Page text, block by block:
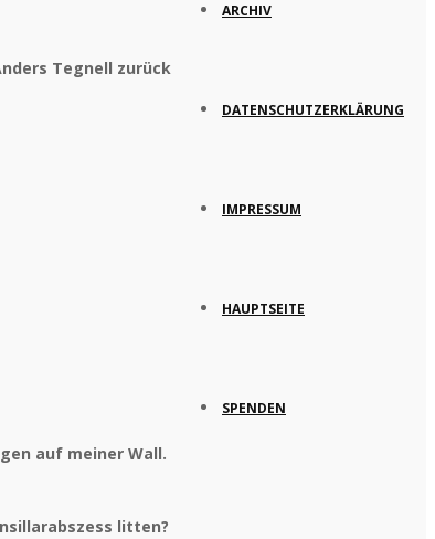
ARCHIV
DATENSCHUTZERKLÄRUNG
IMPRESSUM
HAUPTSEITE
SPENDEN
Tegnell zurück
auf meiner Wall.
litten?